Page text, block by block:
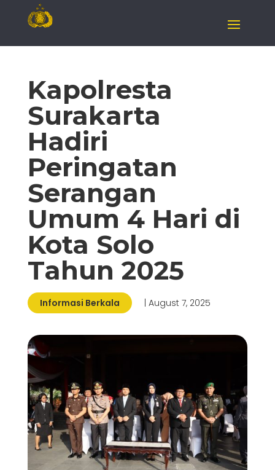
Kapolresta
Surakarta
Hadiri
Peringatan
Serangan
Umum 4 Hari di
Kota Solo
Tahun 2025
Informasi Berkala | August 7, 2025